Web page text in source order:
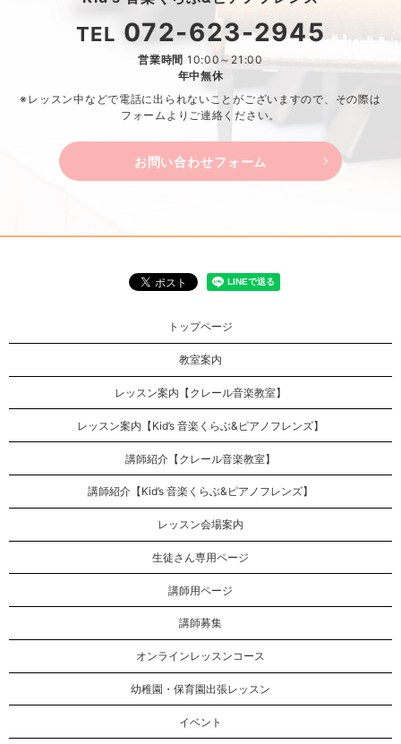
TEL 072-623-2945
営業時間 10:00～21:00
年中無休
※レッスン中などで電話に出られないことがございますので、 その際は
フォームよりご連絡ください。
お問い合わせフォーム
トップページ
教室案内
レッスン案内【クレール音楽教室】
レッスン案内【Kid’s 音楽くらぶ&ピアノフレンズ】
講師紹介【クレール音楽教室】
講師紹介【Kid’s 音楽くらぶ&ピアノフレンズ】
レッスン会場案内
生徒さん専用ページ
講師用ページ
講師募集
オンラインレッスンコース
幼稚園・保育園出張レッスン
イベント